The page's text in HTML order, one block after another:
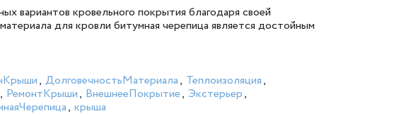
вариантов кровельного покрытия благодаря своей
для кровли битумная черепица является достойным
, ДолговечностьМатериала, Теплоизоляция,
, РемонтКрыши, ВнешнееПокрытие, Экстерьер,
, крыша